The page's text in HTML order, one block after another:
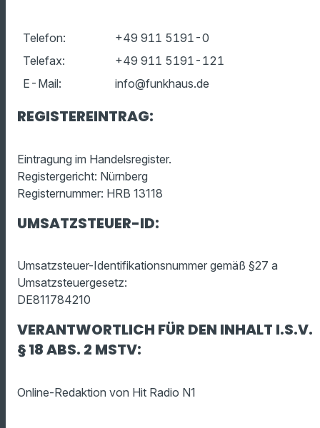
Telefon:
+49 911 5191-0
Telefax:
+49 911 5191-121
E-Mail:
info@funkhaus.de
REGISTEREINTRAG:
Eintragung im Handelsregister.
Registergericht: Nürnberg
Registernummer: HRB 13118
UMSATZSTEUER-ID:
Umsatzsteuer-Identifikationsnummer gemäß §27 a
Umsatzsteuergesetz:
DE811784210
VERANTWORTLICH FÜR DEN INHALT I.S.V.
§ 18 ABS. 2 MSTV:
Online-Redaktion von Hit Radio N1